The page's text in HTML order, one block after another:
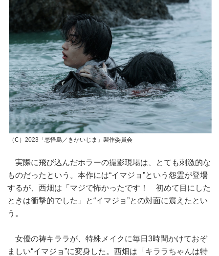
（C）2023「忌怪島／きかいじま」製作委員会
実際に飛び込んだホラーの撮影現場は、とても刺激的な
ものだったという。本作には“イマジョ”という怨霊が登場
するが、西畑は「マジで怖かったです！ 初めて目にした
ときは衝撃的でした」と“イマジョ”との対面に震えたとい
う。
女優の祷キララが、特殊メイクに毎日3時間かけておぞ
ましい“イマジョ”に変身した。西畑は「キララちゃんは特